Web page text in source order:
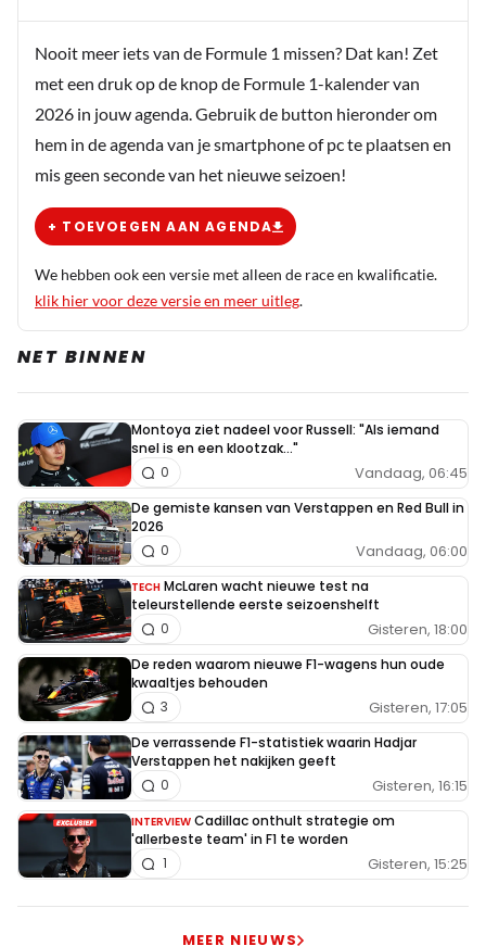
Nooit meer iets van de Formule 1 missen? Dat kan! Zet
met een druk op de knop de Formule 1-kalender van
2026 in jouw agenda. Gebruik de button hieronder om
hem in de agenda van je smartphone of pc te plaatsen en
mis geen seconde van het nieuwe seizoen!
+ TOEVOEGEN AAN AGENDA
We hebben ook een versie met alleen de race en kwalificatie.
klik hier voor deze versie en meer uitleg.
NET BINNEN
Montoya ziet nadeel voor Russell: "Als iemand
snel is en een klootzak..."
Vandaag, 06:45
0
De gemiste kansen van Verstappen en Red Bull in
2026
Vandaag, 06:00
0
TECH McLaren wacht nieuwe test na
teleurstellende eerste seizoenshelft
Gisteren, 18:00
0
De reden waarom nieuwe F1-wagens hun oude
kwaaltjes behouden
Gisteren, 17:05
3
De verrassende F1-statistiek waarin Hadjar
Verstappen het nakijken geeft
Gisteren, 16:15
0
INTERVIEW Cadillac onthult strategie om
'allerbeste team' in F1 te worden
Gisteren, 15:25
1
MEER NIEUWS